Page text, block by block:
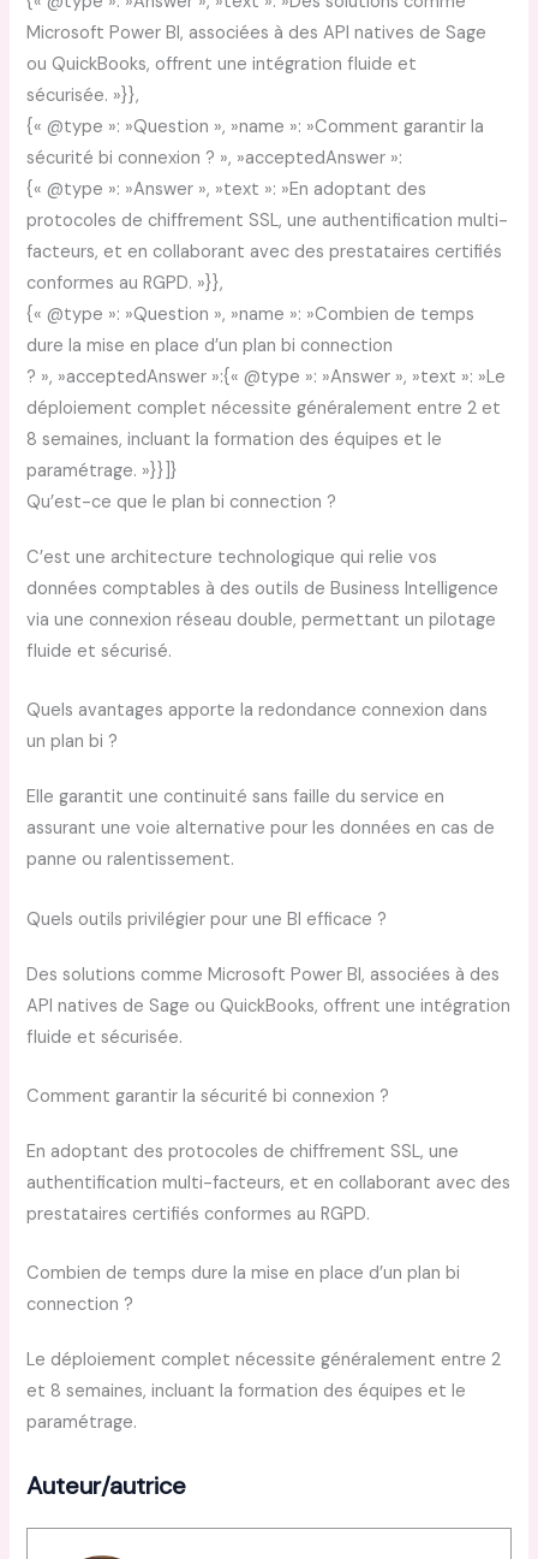
Microsoft Power BI, associées à des API natives de Sage
ou QuickBooks, offrent une intégration fluide et
sécurisée. »}},
{« @type »: »Question », »name »: »Comment garantir la
sécurité bi connexion ? », »acceptedAnswer »:
{« @type »: »Answer », »text »: »En adoptant des
protocoles de chiffrement SSL, une authentification multi-
facteurs, et en collaborant avec des prestataires certifiés
conformes au RGPD. »}},
{« @type »: »Question », »name »: »Combien de temps
dure la mise en place d’un plan bi connection
? », »acceptedAnswer »:{« @type »: »Answer », »text »: »Le
déploiement complet nécessite généralement entre 2 et
8 semaines, incluant la formation des équipes et le
paramétrage. »}}]}
Qu’est-ce que le plan bi connection ?
C’est une architecture technologique qui relie vos
données comptables à des outils de Business Intelligence
via une connexion réseau double, permettant un pilotage
fluide et sécurisé.
Quels avantages apporte la redondance connexion dans
un plan bi ?
Elle garantit une continuité sans faille du service en
assurant une voie alternative pour les données en cas de
panne ou ralentissement.
Quels outils privilégier pour une BI efficace ?
Des solutions comme Microsoft Power BI, associées à des
API natives de Sage ou QuickBooks, offrent une intégration
fluide et sécurisée.
Comment garantir la sécurité bi connexion ?
En adoptant des protocoles de chiffrement SSL, une
authentification multi-facteurs, et en collaborant avec des
prestataires certifiés conformes au RGPD.
Combien de temps dure la mise en place d’un plan bi
connection ?
Le déploiement complet nécessite généralement entre 2
et 8 semaines, incluant la formation des équipes et le
paramétrage.
Auteur/autrice